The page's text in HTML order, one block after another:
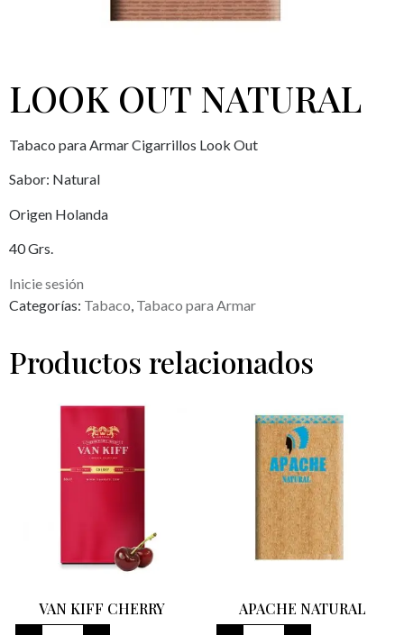
LOOK OUT NATURAL
Tabaco para Armar Cigarrillos Look Out
Sabor: Natural
Origen Holanda
40 Grs.
Inicie sesión
Categorías: Tabaco Tabaco para Armar
Productos relacionados
VAN KIFF CHERRY
VAN
APACHE NATURAL
APACHE